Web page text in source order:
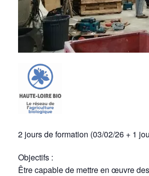
2 jours de formation (03/02/26 + 1
Objectifs :
Être capable de mettre en œuvre